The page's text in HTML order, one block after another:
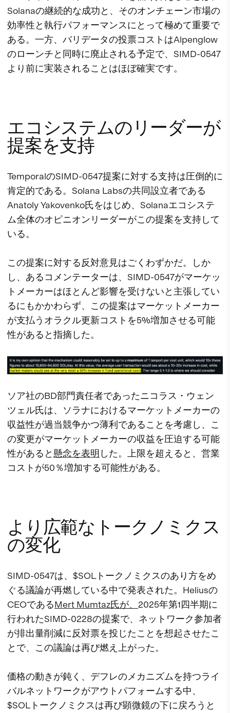
Solanaの継続的な成功と、そのオンチェーン市場の
効率性と執行パフォーマンスにとって極めて重要で
ある。一方、バリデータの投票コストはAlpenglow
のローンチと同時に廃止される予定で、SIMD-0547
より前に実装されることはほぼ確実です。
エコシステムのリーダーが
提案を支持
TemporalのSIMD-0547提案に対する支持は圧倒的に
肯定的である。Solana Labsの共同設立者である
Anatoly Yakovenko氏をはじめ、Solanaエコシステ
ム全体のオピニオンリーダーがこの提案を支持して
いる。
この提案に対する反対意見はごくわずかだ。しか
し、あるコメンテーターは、SIMD-0547がマーケッ
トメーカーはほとんど影響を受けないと主張してい
るにもかかわらず、この提案はマーケットメーカー
が支払うオラクル更新コストを5%増加させる可能
性があると指摘した。
ソア社のBD部門責任者であったニコラス・ウェン
ツェル氏は、ソラナにおけるマーケットメーカーの
収益性が過当競争かつ薄利であることを考慮し、こ
の変更がマーケットメーカーの収益を圧迫する可能
性があると懸念を表明 した。上限を超えると、営業
コストが50％増加する可能性がある。
より広範なトークノミクス
の変化
SIMD-0547は、$SOLトークノミクスのあり方をめ
ぐる議論が再燃している中で発表された。Heliusの
CEOであるMert Mumtaz氏が、 2025年第1四半期に
行われたSIMD-0228の提案で、ネットワーク参加者
が排出量削減に反対票を投じたことを想起させたこ
とで、この議論は再び燃え上がった。
価格の動きが鈍く、デフレのメカニズムを持つライ
バルネットワークがアウトパフォームする中、
$SOLトークノミクスは再び顕微鏡の下に戻ろうと